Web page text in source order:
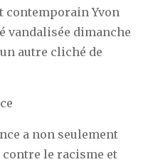
contemporain Yvon
vandalisée dimanche
autre cliché de
a non seulement
contre le racisme et